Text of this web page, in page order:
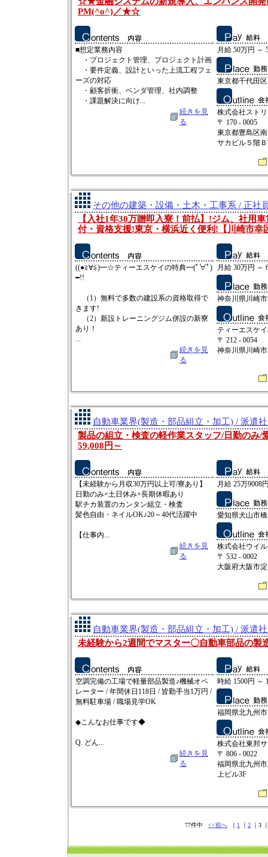
PM(^o^)／★☆
■想定業務内容
・プロジェクト管理、プロジェクト計画
・要件定義、設計といった上流工程フェ
ーズの対応
・顧客折衝、ベンダ管理、社内調整
・課題解決に向け...
続きを見
る
月給 50万円 ～
東京都千代田区
株式会社スト
〒 170 - 0005
東京都豊島区
サカビル５階
その他の建築・設備・土木・工事系 / 正社
【入社1年30万贈即入寮！前払】!ジム、社用
付・資格支援!東京・横浜近く便利!【川崎市幸
((●≧∀≦)━☆ティーエスケイの特典━(ﾟ∀ﾟ)
━!!
（1）無料で多数の建設系の資格取得で
きます!
（2）新設トレーニングジム併設の新寮
あり！
...
続きを見
る
月給 30万円 ～
神奈川県川崎
ティーエスケ
〒 212 - 0054
神奈川県川崎
自動車業界(製造・部品組立・加工) / 派遣
製品の組立・検査の軽作業スタッフ/日勤のみ/
59,008円～
【未経験から月収30万円以上可/寮あり】
日勤のみ×土日休み×長期休暇あり
駅チカ装置のカンタン組立・検査
髪色自由・ネイルOK♪20～40代活躍中
【仕事内...
続きを見
る
月給 25万9008
愛知県犬山市
株式会社ウイ
〒 532 - 0002
大阪府大阪市
自動車業界(製造・部品組立・加工) / 派遣
未経験から2週間でマスター〇自動車部品の製
空調完備の工場で軽量部品製造♪機械オペ
レーター / 年間休日118日 / 皆勤手当1万円 /
無料駐車場 / 職場見学OK
◆こんなお仕事です◆
Q. どん...
続きを見
る
時給 1500円 ～
福岡県北九州
株式会社東邦
〒 806 - 0022
福岡県北九州
上ビル3F
77件中 <<前へ ｜ 1 ｜ 2 ｜3